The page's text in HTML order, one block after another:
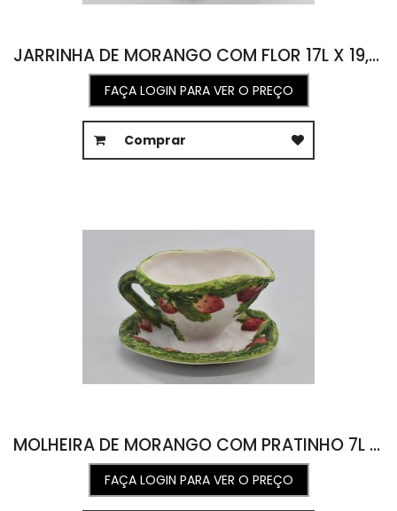
JARRINHA DE MORANGO COM FLOR 17L X 19,5C X 18A
FAÇA LOGIN PARA VER O PREÇO
Comprar
MOLHEIRA DE MORANGO COM PRATINHO 7L X 9C X 6A
FAÇA LOGIN PARA VER O PREÇO